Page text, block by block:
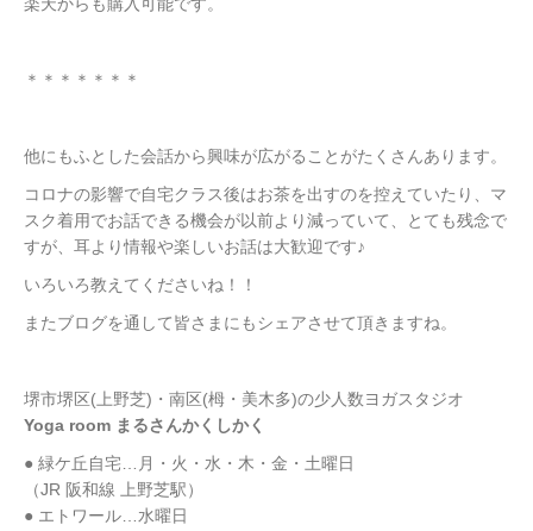
楽天からも購入可能です。
＊＊＊＊＊＊＊
他にもふとした会話から興味が広がることがたくさんあります。
コロナの影響で自宅クラス後はお茶を出すのを控えていたり、マ
スク着用でお話できる機会が以前より減っていて、とても残念で
すが、耳より情報や楽しいお話は大歓迎です♪
いろいろ教えてくださいね！！
またブログを通して皆さまにもシェアさせて頂きますね。
堺市堺区(上野芝)・南区(栂・美木多)の少人数ヨガスタジオ
Yoga room まるさんかくしかく
● 緑ケ丘自宅…月・火・水・木・金・土曜日
（JR 阪和線 上野芝駅）
● エトワール…水曜日